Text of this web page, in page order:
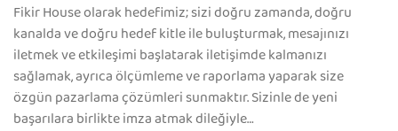
Fikir House olarak hedefimiz; sizi doğru zamanda, doğru
kanalda ve doğru hedef kitle ile buluşturmak, mesajınızı
iletmek ve etkileşimi başlatarak iletişimde kalmanızı
sağlamak, ayrıca ölçümleme ve raporlama yaparak size
özgün pazarlama çözümleri sunmaktır. Sizinle de yeni
başarılara birlikte imza atmak dileğiyle…